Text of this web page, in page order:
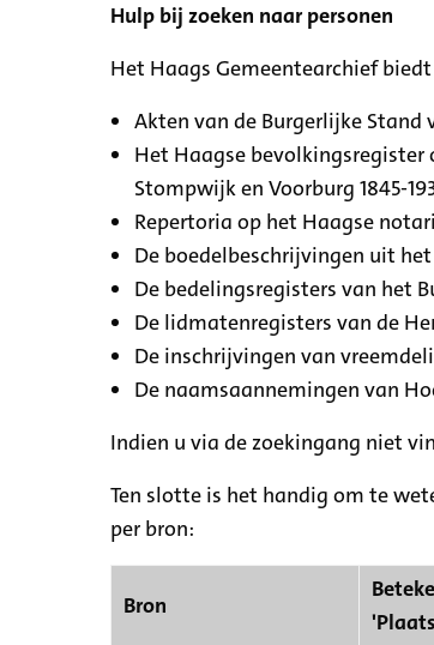
Hulp bij zoeken naar personen
Het Haags Gemeentearchief
Akten van de Burgerlijke Stand
Het Haagse bevolkingsregister
Stompwijk en Voorburg 1845-
Repertoria op het Haagse
De boedelbeschrijvingen uit het
De bedelingsregisters van het
De lidmatenregisters van de
De inschrijvingen van
De naamsaannemingen van
Indien u via de zoekingang niet
Ten slotte is het handig om te
per bron:
Bron